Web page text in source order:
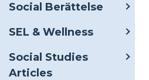
Social Berättelse
SEL & Wellness
Social Studies
Articles